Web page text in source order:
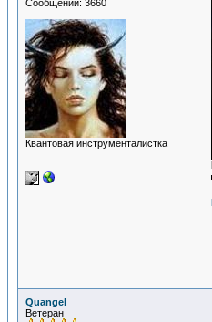
Сообщений: 3660
Квантовая инструменталистка
Quangel
Ветеран